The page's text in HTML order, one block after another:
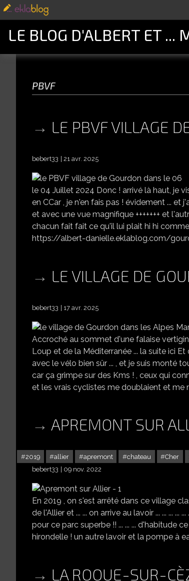
LE BLOG D'ALBERT ET ...
pbvf
LE PBVF VILLAGE
bebert33 21 avr. 2025
le 04 Juillet 2024 Donc ! arrivé là haut, je
en CCar , je n'en fais pas ! évidement ...
et avec une vue magnifique +++++++ et
chacun fait fait ce qu'il lui plait hi hi
https://albert-danielle.eklablog.com/
LE VILLAGE DE
bebert33 17 avr. 2025
Accroché au sommet d'une falaise
Loup et de la Méditerranée ... la suite ici
avec le vélo bien sûr ... , et je suis monté
car ça grimpe sur des Kms ! , ceux qui
et les vrais cyclistes me doublaient et me
APREMONT SUR
2019 allier apremont chateau Cher
bebert33
09 nov. 2022
En 2019 , on s'est arrêté dans ce village
de l'Allier et ... ... on arrive au lavoir ... ... ...
pour ce parc superbe !! ... ... ... d'habitude
hirondelle ! un autre lavoir et la pompe à
LA ROQUE-SUR-